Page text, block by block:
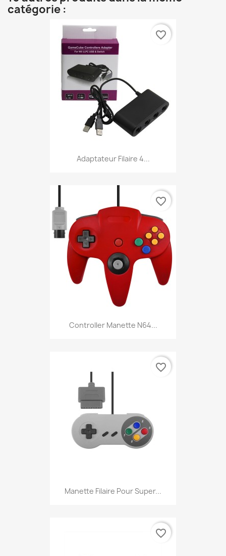
catégorie :
Adaptateur Filaire 4...
favorite_border
Controller Manette N64...
favorite_border
Manette Filaire Pour Super...
favorite_border
favorite_border